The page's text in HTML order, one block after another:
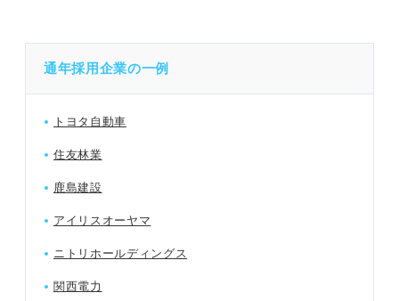
通年採用企業の一例
トヨタ自動車
住友林業
鹿島建設
アイリスオーヤマ
ニトリホールディングス
関西電力